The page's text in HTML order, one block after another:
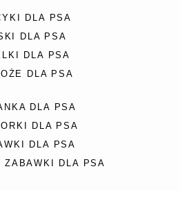
DLA PSA
DLA PSA
DLA PSA
DLA PSA
DLA PSA
DLA PSA
DLA PSA
ZABAWKI DLA PSA